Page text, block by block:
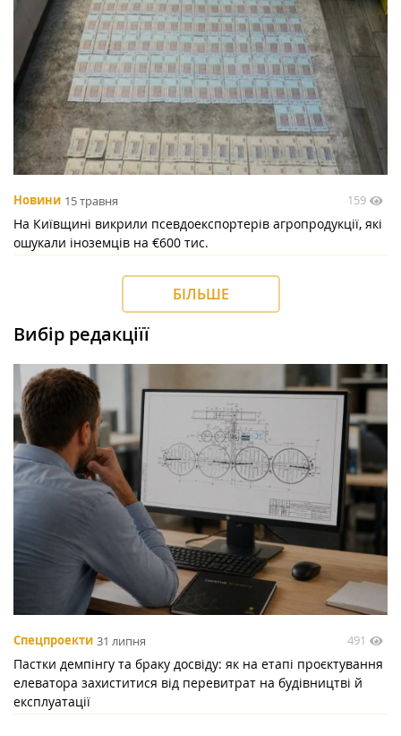
Новини 15 травня 159
На Київщині викрили псевдоекспортерів агропродукції, які
ошукали іноземців на €600 тис.
БІЛЬШЕ
Вибір редакціїї
Спецпроекти 31 липня 491
Пастки демпінгу та браку досвіду: як на етапі проєктування
елеватора захиститися від перевитрат на будівництві й
експлуатації